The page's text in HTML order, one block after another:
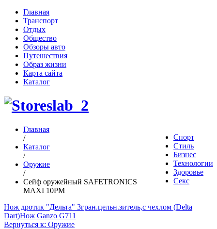
Главная
Транспорт
Отдых
Общество
Обзоры авто
Путешествия
Образ жизни
Карта сайта
Каталог
Спорт
Стиль
Бизнес
Технологии
Здоровье
Секс
Главная
/
Каталог
/
Оружие
/
Сейф оружейный SAFETRONICS
MAXI 10PM
Нож дротик "Дельта" 3гран.цельн.зитель,с чехлом (Delta
Dart)Нож Ganzo G711
Вернуться к: Оружие